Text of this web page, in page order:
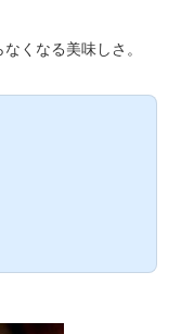
くなる美味しさ。